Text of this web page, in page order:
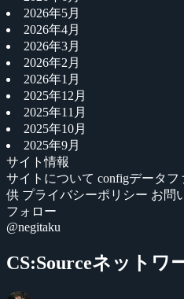
2026年5月
2026年4月
2026年3月
2026年2月
2026年1月
2025年12月
2025年11月
2025年10月
2025年9月
サイト情報
サイトについて configデータフ
供 プライバシーポリシー お問
フォロー
@negitaku
CS:Sourceネットワ